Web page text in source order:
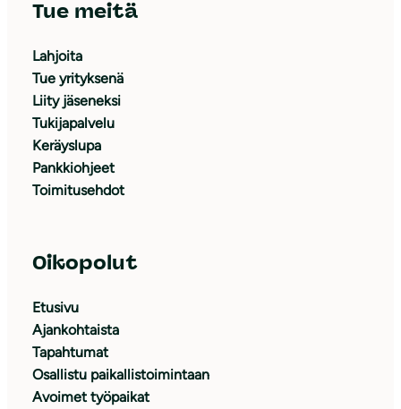
Tue meitä
Lahjoita
Tue yrityksenä
Liity jäseneksi
Tukijapalvelu
Keräyslupa
Pankkiohjeet
Toimitusehdot
Oikopolut
Etusivu
Ajankohtaista
Tapahtumat
Osallistu paikallistoimintaan
Avoimet työpaikat